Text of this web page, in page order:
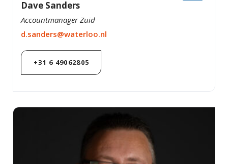
Dave Sanders
Accountmanager Zuid
d.sanders@waterloo.nl
+31 6 49062805